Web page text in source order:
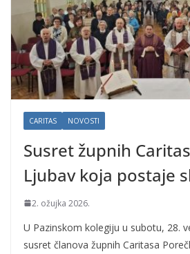
CARITAS NOVOSTI
Susret župnih
Ljubav koja postaje
2. ožujka 2026.
U Pazinskom kolegiju u subotu, 28.
susret članova župnih Caritasa